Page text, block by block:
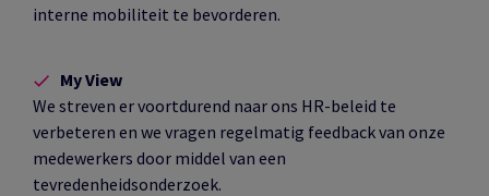
interne mobiliteit te bevorderen.
My View
We streven er voortdurend naar ons HR-beleid te
verbeteren en we vragen regelmatig feedback van onze
medewerkers door middel van een
tevredenheidsonderzoek.